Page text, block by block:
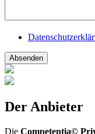
Absenden
Der Anbieter
Die Competentia©